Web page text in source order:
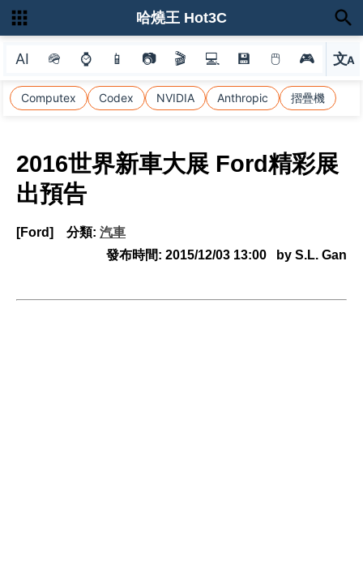
AI 🪖 ⌚ 📱 📷 🎬 💻 💾 🖱 🎮 文A
選
Computex Codex NVIDIA Anthropic 摺疊機
哈燒王 Hot3C
2016世界新車大展 Ford精彩展
出預告
[Ford] 分類: 汽車
發布時間: 2015/12/03 13:00 by S.L. Gan